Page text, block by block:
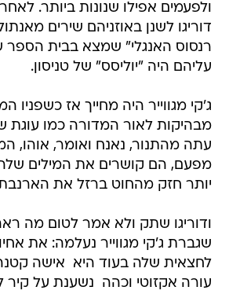
ולפעמים אפילו שנונות ביותר.
דוריגו לשנן באוזניהם שירים
רנסוס האנגלי" שמצא בבית הספר
עליהם היה "יוליסס" של טניסון.
ג'קי מגווייר היה מחייך אז כשפניו
מבהיקות לאור המדורה כמו עוגת
עתה מהתנור, נאנח ואומר, אוהו,
מפעם, הם קושרים את המילים
יותר חזק מהחוט ברזל את
ודוריגו שתק ולא אמר לטום מה
שגברת ג'קי מגווייר נעלמה: את
לחצאית שלה בעוד היא  אישה
עורה אקזוטי וכהה  נשענת על קיר